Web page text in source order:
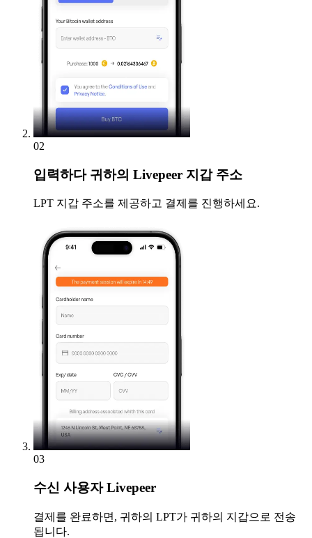
02
입력하다귀하의 Livepeer 지갑 주소
LPT 지갑 주소를 제공하고 결제를 진행하세요.
03
수신 사용자 Livepeer
결제를 완료하면, 귀하의 LPT가 귀하의 지갑으로 전송
됩니다.